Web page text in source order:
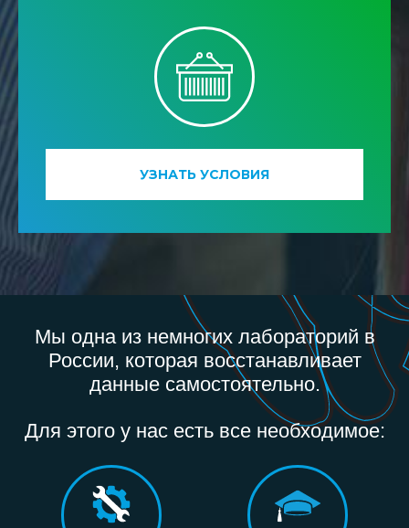
УЗНАТЬ УСЛОВИЯ
Мы одна из немногих лабораторий в
России, которая восстанавливает
данные самостоятельно.
Для этого у нас есть все необходимое: